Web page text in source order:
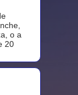
o a
20